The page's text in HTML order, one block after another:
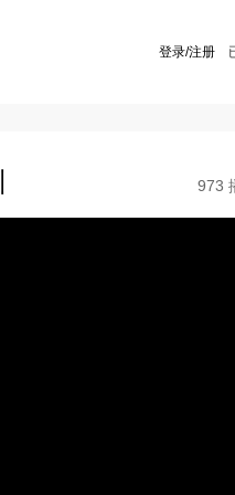
登录/注册
973